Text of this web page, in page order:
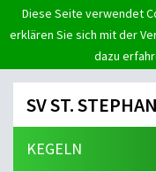
Diese Seite verwendet
erklären Sie sich mit der
dazu
SV ST. STEPHAN
KEGELN